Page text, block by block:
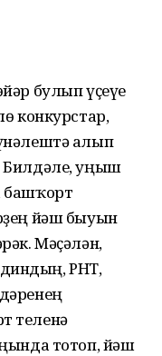
булып үҫеүе
конкурстар,
алып
Билдәле, уңыш
башҡорт
йәш быуын
Мәҫәлән,
РНТ,
теленә
тотоп, йәш